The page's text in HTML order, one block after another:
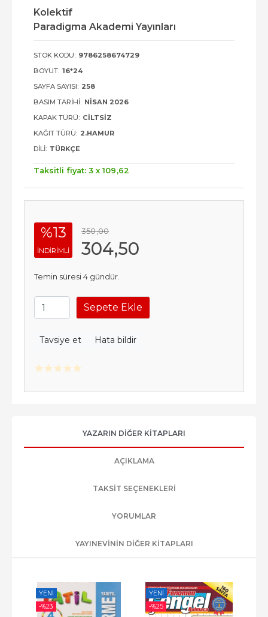
Kolektif
Paradigma Akademi Yayınları
STOK KODU: 9786258674729
BOYUT: 16*24
SAYFA SAYISI: 258
BASIM TARIHI: NISAN 2026
KAPAK TÜRÜ: CILTSIZ
KAĞIT TÜRÜ: 2.HAMUR
DILI: TÜRKÇE
Taksitli fiyat: 3 x 109 ,62
%13
INDIRIMLI
350,00
304,50
Temin süresi 4 gündür.
Sepete Ekle
Tavsiye et Hata bildir
YAZARIN DIĞER KITAPLARI
AÇIKLAMA
TAKSIT SEÇENEKLERI
YORUMLAR
YAYINEVININ DIĞER KITAPLARI
YENI
-%23
YENI
-%25